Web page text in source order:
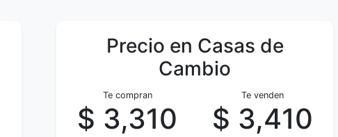
Precio en Casas de
Cambio
Te compran
$ 3,310
Te venden
$ 3,410